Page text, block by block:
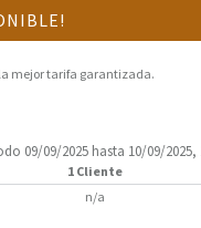
mejor tarifa garantizada.
09/09/2025 hasta 10/09/2025,
1 Cliente
n/a